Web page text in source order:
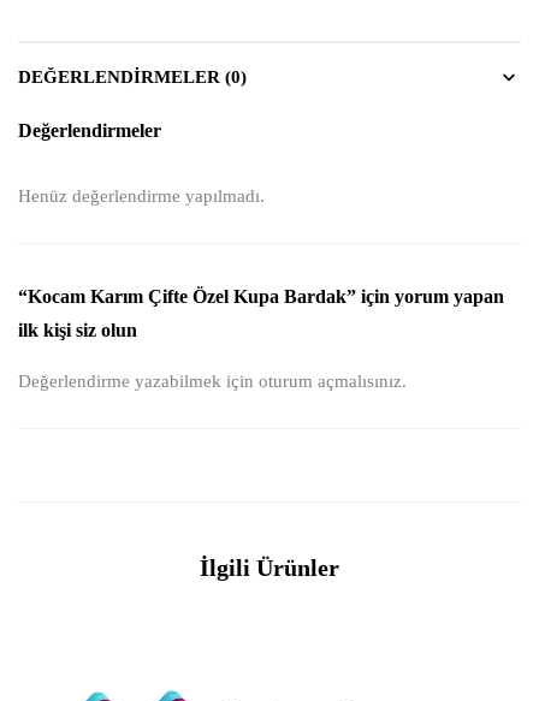
DEĞERLENDIRMELER (0)
Değerlendirmeler
Henüz değerlendirme yapılmadı.
“Kocam Karım Çifte Özel Kupa Bardak” için yorum yapan
ilk kişi siz olun
Değerlendirme yazabilmek için oturum açmalısınız.
İlgili Ürünler